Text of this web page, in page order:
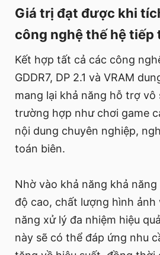
Giá trị đạt được khi
công nghệ thế hệ tiếp
Kết hợp tất cả các công
GDDR7, DP 2.1 và VRAM
mang lại khả năng hỗ trợ vô
trường hợp như chơi game
nội dung chuyên nghiệp,
toán biên.
Nhờ vào khả năng khả
độ cao, chất lượng hình
năng xử lý đa nhiệm hiệu
này sẽ có thể đáp ứng nhu